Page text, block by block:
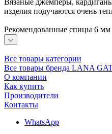
изделия подучаются очень
Рекомендованные спицы 6 мм
Все товары категории
Все товары бренда LANA
О компании
Как купить
Производители
Контакты
WhatsApp